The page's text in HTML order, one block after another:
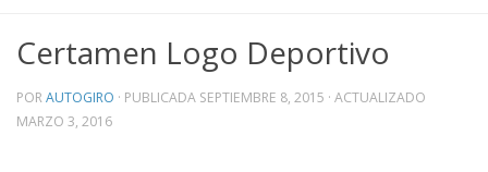
Certamen Logo Deportivo
PORAUTOGIRO · PUBLICADA SEPTIEMBRE 8, 2015 · ACTUALIZADO
MARZO 3, 2016